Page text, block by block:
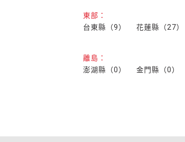
東部：
台東縣（9） 花蓮縣（27）
離島：
澎湖縣（0） 金門縣（0）